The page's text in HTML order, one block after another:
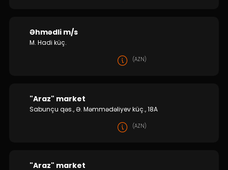
Əhmədli m/s
M. Hadi küç.
(AZN)
"Araz" market
Sabunçu qəs., Ə. Məmmədəliyev küç., 18A
(AZN)
"Araz" market